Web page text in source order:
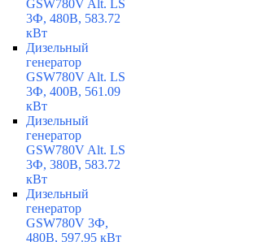
GSW780V Alt. LS
3Ф, 480В, 583.72
кВт
Дизельный
генератор
GSW780V Alt. LS
3Ф, 400В, 561.09
кВт
Дизельный
генератор
GSW780V Alt. LS
3Ф, 380В, 583.72
кВт
Дизельный
генератор
GSW780V 3Ф,
480В, 597.95 кВт